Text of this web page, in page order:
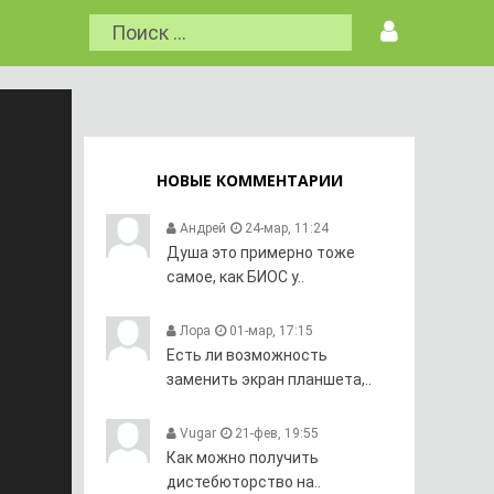
НОВЫЕ КОММЕНТАРИИ
Андрей 24-мар, 11:24
Душа это примерно тоже
самое, как БИОС у..
Лора 01-мар, 17:15
Есть ли возможность
заменить экран планшета,..
Vugar 21-фев, 19:55
Как можно получить
дистебюторство на..